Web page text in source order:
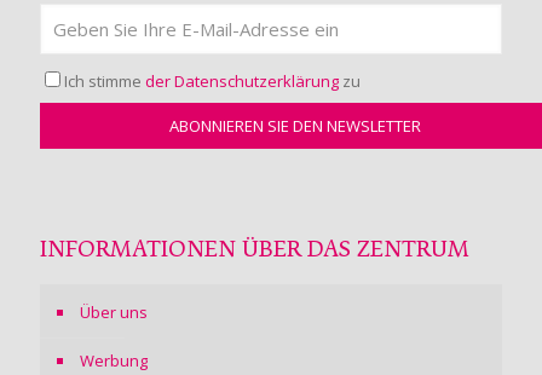
Ich stimme der Datenschutzerklärung zu
INFORMATIONEN ÜBER DAS ZENTRUM
Über uns
Werbung